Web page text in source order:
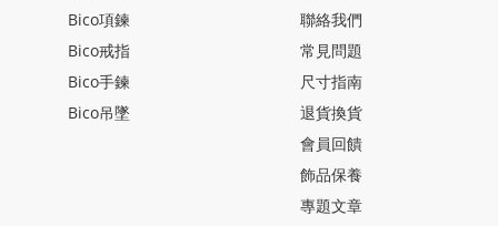
Bico項鍊
Bico戒指
Bico手鍊
Bico吊墜
聯絡我們
常見問題
尺寸指南
退貨換貨
會員回饋
飾品保養
專題文章